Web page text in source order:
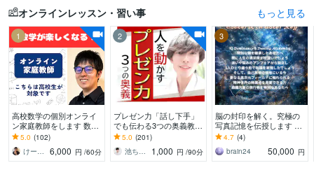
オンラインレッスン・習い事 もっと見る
1
高校数学の個別オンライ
ン家庭教師をします 数学
が楽しくなる体験を！
（体験授業として初回割
引中です）
5.0 (102)
けーさくの数学教室
6,000 円 /60分
2
プレゼン力「話し下手」
でも伝わる3つの奥義教え
ます プレゼン賞100人中1
位の【話し方】ロジカル
会話・スピーチ術
5.0 (201)
池ちゃん先生｜話し方×自分発見コーチ｜
1,000 円 /90分
3
脳の封印を解く。究極の
写真記憶を伝授します 勝
利 逆転 受験 経営 スキル
鑑定 再生 マインド
4.7 (4)
brain24
50,000 円